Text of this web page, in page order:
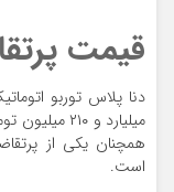
قیمت
همچنان یکی از
است.